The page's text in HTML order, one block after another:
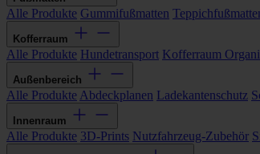
Alle Produkte Gummifußmatten
Kofferraum
Alle Produkte Hundetransport Kofferraum
Außenbereich
Alle Produkte Abdeckplanen Ladekantenschutz
Innenraum
Alle Produkte 3D-Prints Nutzfahrzeug-Zubehör